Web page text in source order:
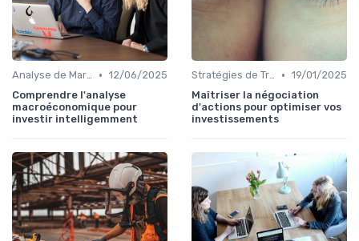
Analyse de Marché • 12/06/2025
Comprendre l'analyse
macroéconomique pour
investir intelligemment
Stratégies de Trading • 19/01/2025
Maîtriser la négociation
d'actions pour optimiser vos
investissements